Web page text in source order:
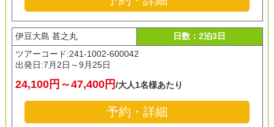
伊豆大島 甚之丸
日数：2泊3日
ツアーコード:241-1002-600042
出発日:7月2日～9月25日
24,100円～47,400円/大人1名様あたり
予約・詳細